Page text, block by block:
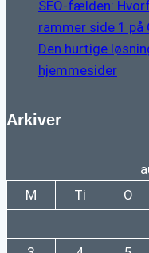
SEO-fælden:
rammer side 1 på
Den hurtige
hjemmesider
Arkiver
M
Ti O